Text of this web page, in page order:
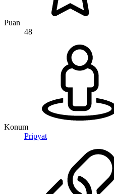
Puan
48
Konum
Pripyat